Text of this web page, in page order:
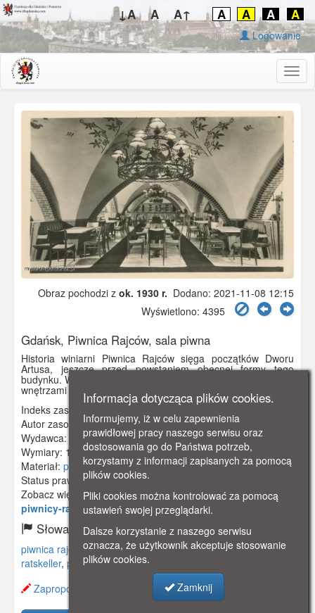
↓A A A↑ A A A A
Logowanie
Obraz pochodzi z ok. 1930 r. Dodano: 2021-11-08 12:15
Wyświetlono: 4395
Gdańsk, Piwnica Rajców, sala piwna
Historia winiarni Piwnica Rajców sięga początków Dworu
Artusa, jeszcze przed powstaniem obecnej formy tego
budynku. W 1651 r. piwnica połączyła Ratusz Prawomiejski z
wnętrzami Dworu Artusa. Na fotografii sala piwna.
Indeks zasobu:
GSP02882
Autor zasobu:E. Leitner, Berlin
Wydawca:
Echte Fotografie
Wymiary: 140 x 88 mm
Materiał: pocztówka
Status prawny:Użycie Niekomercyjne
Zobacz więcej:https://www.gdanskstrefa.com/w-
piwnicy-rady-rajcow-obrazki-gdanskie/
Słowa kluczowe:
piwnica rajców,dwór artusa,restauracja,winiarnia,
ratskeller, piwiarnia,
Zaproponuj zmianę opisu.
Informacja dotycząca plików cookies.
Informujemy, iż w celu zapewnienia
prawidłowej pracy naszego serwisu oraz
dostosowania go do Państwa potrzeb,
korzystamy z informacji zapisanych za pomocą
plików cookies.
Pliki cookies można kontrolować za pomocą
ustawień swojej przeglądarki.
Dalsze korzystanie z naszego serwisu
oznacza, że użytkownik akceptuje stosowanie
plików cookies.
Zamknij